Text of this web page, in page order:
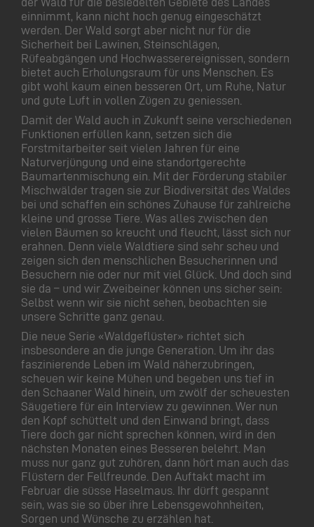
einnimmt, kann nicht hoch genug eingeschätzt
werden. Der Wald sorgt aber nicht nur für die
Sicherheit bei Lawinen, Steinschlägen,
Rüfeabgängen und Hochwasserereignissen, sondern
bietet auch Erholungsraum für uns Menschen. Es
gibt wohl kaum einen besseren Ort, um Ruhe, Natur
und gute Luft in vollen Zügen zu geniessen.
Damit der Wald auch in Zukunft seine verschiedenen
Funktionen erfüllen kann, setzen sich die
Forstmitarbeiter seit vielen Jahren für eine
Naturverjüngung und eine standortgerechte
Baumartenmischung ein. Mit der Förderung stabiler
Mischwälder tragen sie zur Biodiversität des Waldes
bei und schaffen ein schönes Zuhause für zahlreiche
kleine und grosse Tiere. Was alles zwischen den
vielen Bäumen so kreucht und fleucht, lässt sich nur
erahnen. Denn viele Waldtiere sind sehr scheu und
zeigen sich den menschlichen Besucherinnen und
Besuchern nie oder nur mit viel Glück. Und doch sind
sie da – und wir Zweibeiner können uns sicher sein:
Selbst wenn wir sie nicht sehen, beobachten sie
unsere Schritte ganz genau.
Die neue Serie «Waldgeflüster» richtet sich
insbesondere an die junge Generation. Um ihr das
faszinierende Leben im Wald näherzubringen,
scheuen wir keine Mühen und begeben uns tief in
den Schaaner Wald hinein, um zwölf der scheuesten
Säugetiere für ein Interview zu gewinnen. Wer nun
den Kopf schüttelt und den Einwand bringt, dass
Tiere doch gar nicht sprechen können, wird in den
nächsten Monaten eines Besseren belehrt. Man
muss nur ganz gut zuhören, dann hört man auch das
Flüstern der Fellfreunde. Den Auftakt macht im
Februar die süsse Haselmaus. Ihr dürft gespannt
sein, was sie so über ihre Lebensgewohnheiten,
Sorgen und Wünsche zu erzählen hat.